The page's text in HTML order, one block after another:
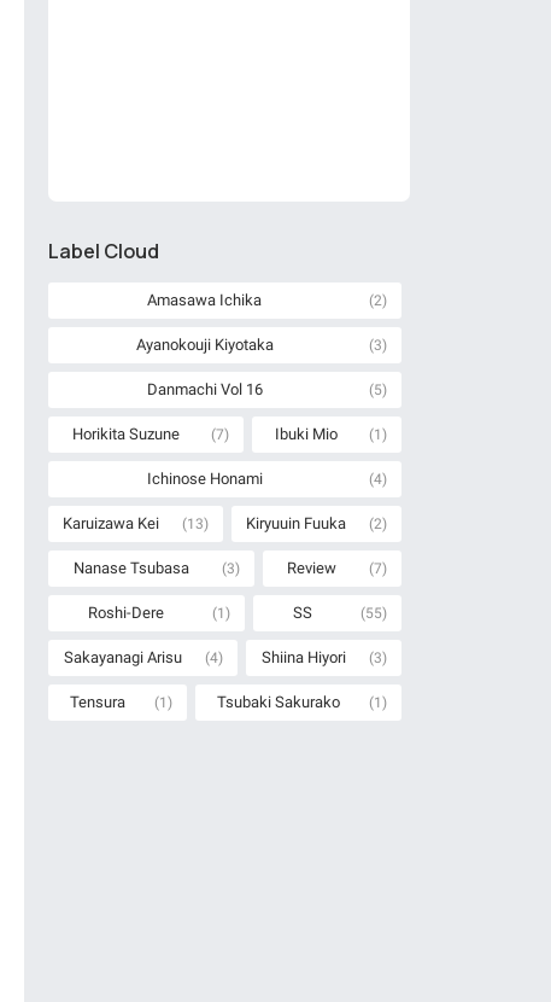
Label Cloud
Amasawa Ichika (2)
Ayanokouji Kiyotaka (3)
Danmachi Vol 16 (5)
Horikita Suzune (7) Ibuki Mio (1)
Ichinose Honami (4)
Karuizawa Kei (13) Kiryuuin Fuuka (2)
Nanase Tsubasa (3) Review (7)
Roshi-Dere (1) SS (55)
Sakayanagi Arisu (4) Shiina Hiyori (3)
Tensura (1) Tsubaki Sakurako (1)